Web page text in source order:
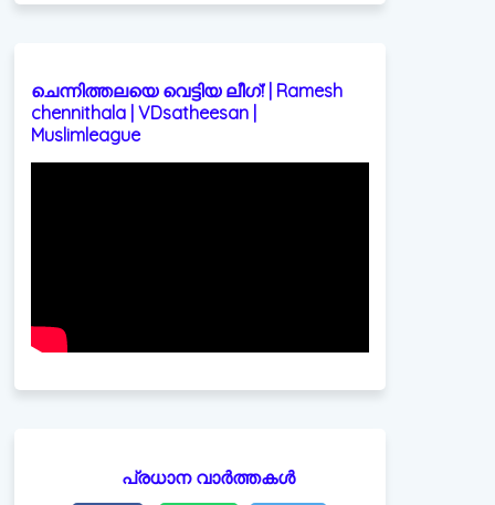
ചെന്നിത്തലയെ വെട്ടിയ ലീഗ്! | Ramesh
chennithala | VDsatheesan |
Muslimleague
പ്രധാന വാർത്തകൾ